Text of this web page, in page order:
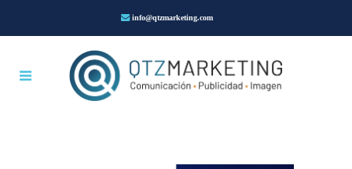
info@qtzmarketing.com